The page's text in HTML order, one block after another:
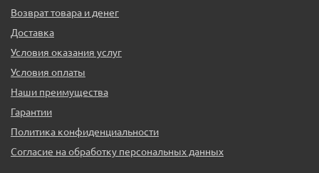
Возврат товара и денег
Доставка
Условия оказания услуг
Условия оплаты
Наши преимущества
Гарантии
Политика конфиденциальности
Согласие на обработку персональных данных